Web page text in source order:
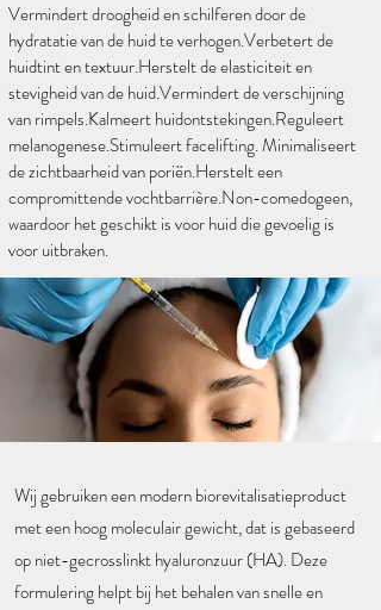
Vermindert droogheid en schilferen door de
hydratatie van de huid te verhogen.Verbetert de
huidtint en textuur.Herstelt de elasticiteit en
stevigheid van de huid.Vermindert de verschijning
van rimpels.Kalmeert huidontstekingen.Reguleert
melanogenese.Stimuleert facelifting. Minimaliseert
de zichtbaarheid van poriën.Herstelt een
compromittende vochtbarrière.Non-comedogeen,
waardoor het geschikt is voor huid die gevoelig is
voor uitbraken.
Wij gebruiken een modern biorevitalisatieproduct
met een hoog moleculair gewicht, dat is gebaseerd
op niet-gecrosslinkt hyaluronzuur (HA). Deze
formulering helpt bij het behalen van snelle en